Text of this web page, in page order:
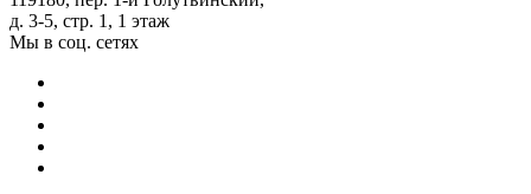
д. 3-5, стр. 1, 1 этаж
Мы в соц. сетях